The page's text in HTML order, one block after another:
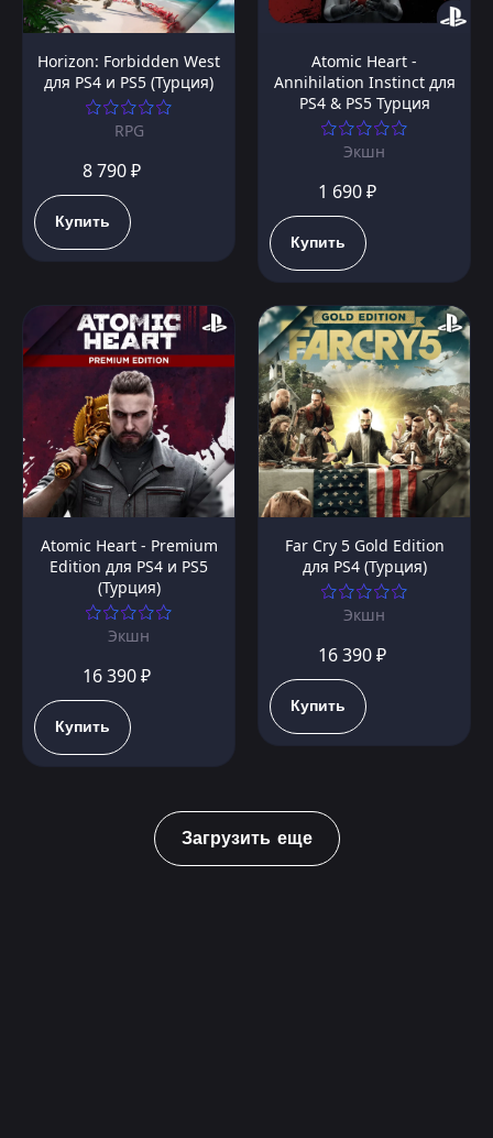
Horizon: Forbidden West
для PS4 и PS5 (Турция)
RPG
8 790 ₽
Купить
Atomic Heart -
Annihilation Instinct для
PS4 & PS5 Турция
Экшн
1 690 ₽
Купить
Atomic Heart - Premium
Edition для PS4 и PS5
(Турция)
Экшн
16 390 ₽
Купить
Far Cry 5 Gold Edition
для PS4 (Турция)
Экшн
16 390 ₽
Купить
Загрузить еще